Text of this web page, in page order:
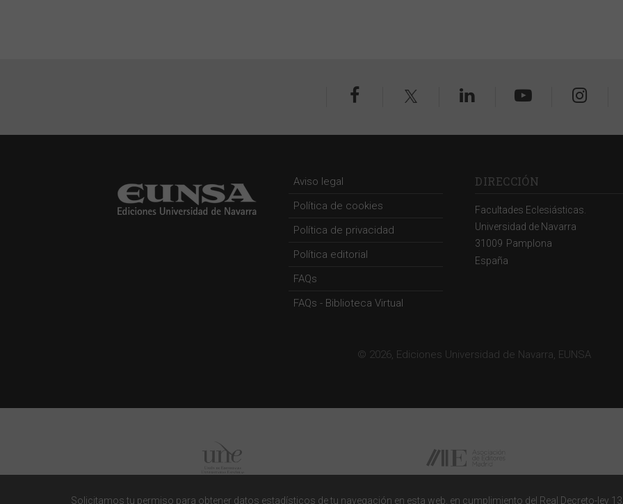
Aviso legal
Política de cookies
Política de privacidad
Política editorial
FAQs
FAQs - Biblioteca Virtual
DIRECCIÓN
Facultades Eclesiásticas.
Universidad de Navarra
31009 Pamplona
España
© 2026, Ediciones Universidad de Navarra, EUNSA
Solicitamos tu permiso para obtener datos estadísticos de tu navegación en esta web, en cumplimiento del Real Decreto-ley